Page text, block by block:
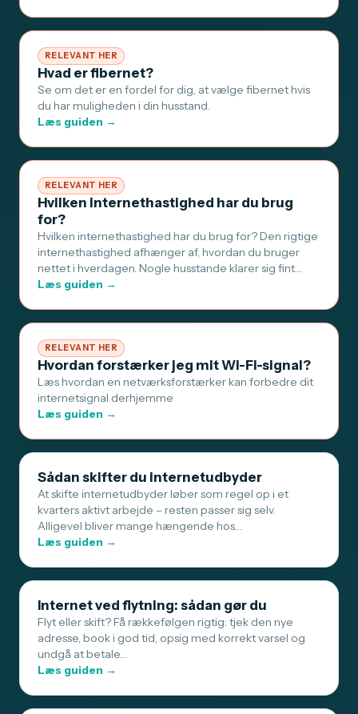
RELEVANT HER
Hvad er fibernet?
Se om det er en fordel for dig, at vælge fibernet hvis
du har muligheden i din husstand.
Læs guiden →
RELEVANT HER
Hvilken internethastighed har du brug
for?
Hvilken internethastighed har du brug for? Den rigtige
internethastighed afhænger af, hvordan du bruger
nettet i hverdagen. Nogle husstande klarer sig fint…
Læs guiden →
RELEVANT HER
Hvordan forstærker jeg mit Wi-Fi-signal?
Læs hvordan en netværksforstærker kan forbedre dit
internetsignal derhjemme
Læs guiden →
Sådan skifter du internetudbyder
At skifte internetudbyder løber som regel op i et
kvarters aktivt arbejde – resten passer sig selv.
Alligevel bliver mange hængende hos…
Læs guiden →
Internet ved flytning: sådan gør du
Flyt eller skift? Få rækkefølgen rigtig: tjek den nye
adresse, book i god tid, opsig med korrekt varsel og
undgå at betale…
Læs guiden →